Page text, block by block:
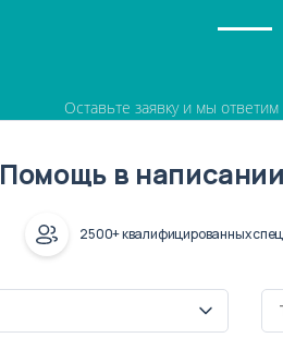
Оставьте заявку и мы
Помощь в
2500+ квалифицированных